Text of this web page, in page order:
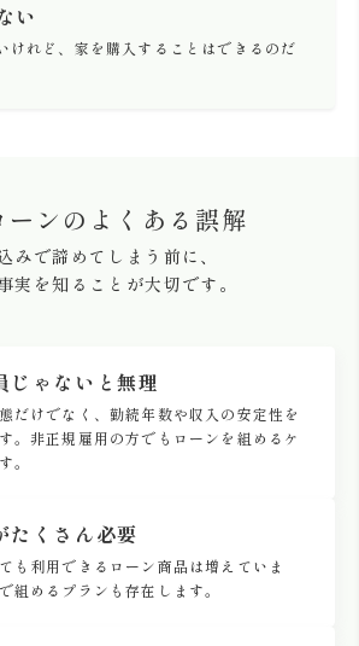
い
けれど、家を購入することはできるのだ
ーンのよくある誤解
みで諦めてしまう前に、
実を知ることが大切です。
じゃないと無理
だけでなく、勤続年数や収入の安定性を
。非正規雇用の方でもローンを組めるケ
。
たくさん必要
も利用できるローン商品は増えていま
組めるプランも存在します。